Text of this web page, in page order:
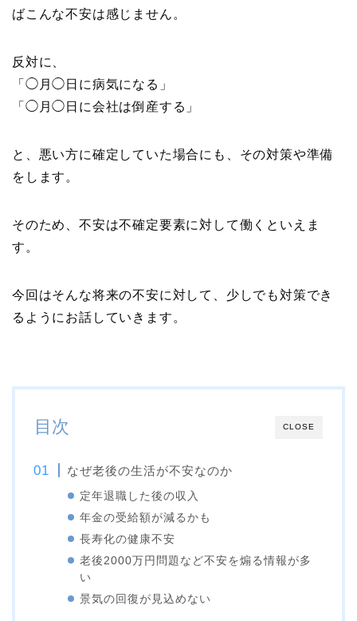
ばこんな不安は感じません。
反対に、
「◯月◯日に病気になる」
「◯月◯日に会社は倒産する」
と、悪い方に確定していた場合にも、その対策や準備
をします。
そのため、不安は不確定要素に対して働くといえま
す。
今回はそんな将来の不安に対して、少しでも対策でき
るようにお話していきます。
CLOSE
目次
なぜ老後の生活が不安なのか
定年退職した後の収入
年金の受給額が減るかも
長寿化の健康不安
老後2000万円問題など不安を煽る情報が多
い
景気の回復が見込めない